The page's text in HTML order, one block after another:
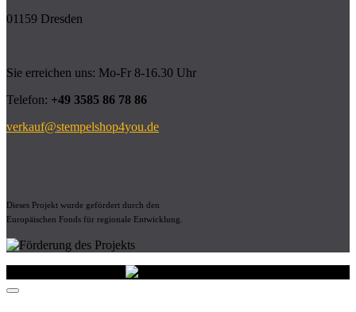
01159 Dresden
Sie erreichen uns: Mo-Fr 8-16.30 Uhr
Telefon: +49 3585 86 78 86
verkauf@stempelshop4you.de
Dieses Projekt wurde gefördert durch den
Europäischen Fonds für regionale Entwicklung.